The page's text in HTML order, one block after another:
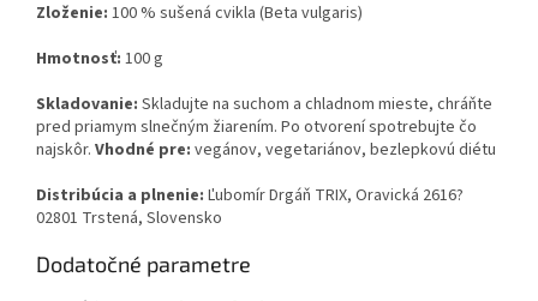
Zloženie: 100 % sušená cvikla (Beta vulgaris)
Hmotnosť: 100 g
Skladovanie: Skladujte na suchom a chladnom mieste, chráňte
pred priamym slnečným žiarením. Po otvorení spotrebujte čo
najskôr. Vhodné pre: vegánov, vegetariánov, bezlepkovú diétu
Distribúcia a plnenie: Ľubomír Drgáň TRIX, Oravická 2616?
02801 Trstená, Slovensko
Dodatočné parametre